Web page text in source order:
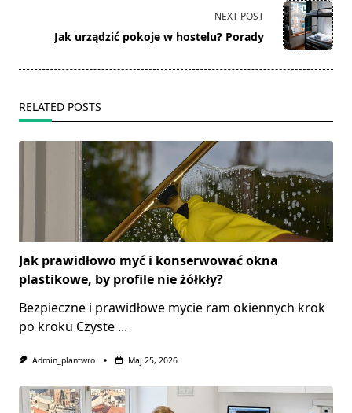
text">Page</span>
NEXT POST
Jak urządzić pokoje w hostelu? Porady
RELATED POSTS
Jak prawidłowo myć i konserwować okna
plastikowe, by profile nie żółkły?
Bezpieczne i prawidłowe mycie ram okiennych krok
po kroku Czyste ...
Admin_plantwro Maj 25, 2026